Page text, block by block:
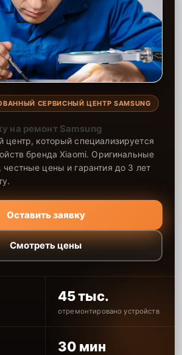
СЕРВИСНЫЙ ЦЕНТР SAMSUNG
на ремонт Samsung
который специализируется
бренда Xiaomi. Оригинальные
цены и гарантия до 3 лет
Оставить заявку
Смотреть цены
45 тыс.
отремонтировано устройств
30 мин